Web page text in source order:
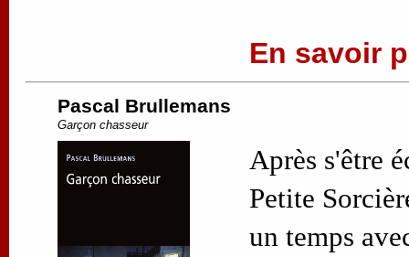
En savoir
Pascal Brullemans
Garçon chasseur
Après s'être
Petite
un temps